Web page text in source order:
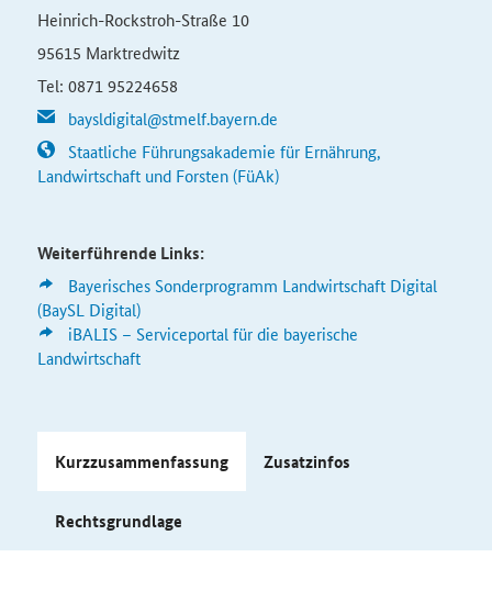
Heinrich-Rockstroh-Straße 10
95615 Marktredwitz
Tel: 0871 95224658
baysldigital@stmelf.bayern.de
Staatliche Führungsakademie für Ernährung,
Landwirtschaft und Forsten (FüAk)
Weiterführende Links:
Bayerisches Sonderprogramm Landwirtschaft Digital
(BaySL Digital)
iBALIS – Serviceportal für die bayerische
Landwirtschaft
Kurzzusammenfassung Zusatzinfos
Rechtsgrundlage